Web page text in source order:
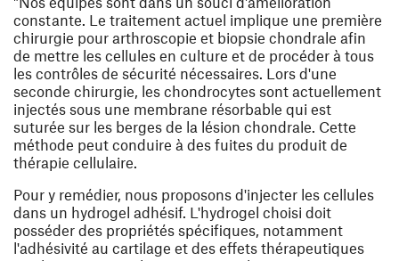
constante. Le traitement actuel implique une première
chirurgie pour arthroscopie et biopsie chondrale afin
de mettre les cellules en culture et de procéder à tous
les contrôles de sécurité nécessaires. Lors d'une
seconde chirurgie, les chondrocytes sont actuellement
injectés sous une membrane résorbable qui est
suturée sur les berges de la lésion chondrale. Cette
méthode peut conduire à des fuites du produit de
thérapie cellulaire.
Pour y remédier, nous proposons d'injecter les cellules
dans un hydrogel adhésif. L'hydrogel choisi doit
posséder des propriétés spécifiques, notamment
l'adhésivité au cartilage et des effets thérapeutiques